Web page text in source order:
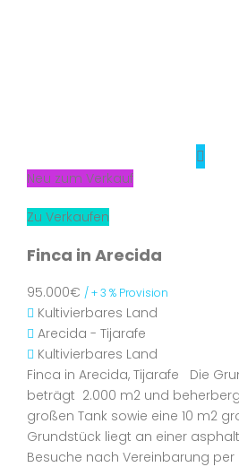
Neu zum Verkauf
Zu Verkaufen
Finca in Arecida
95.000€ / + 3 % Provision
Kultivierbares Land
Arecida - Tijarafe
Kultivierbares Land
Finca in Arecida, Tijarafe Die
beträgt 2.000 m2 und
großen Tank sowie eine 10 m2
Grundstück liegt an einer
Besuche nach Vereinbarung per